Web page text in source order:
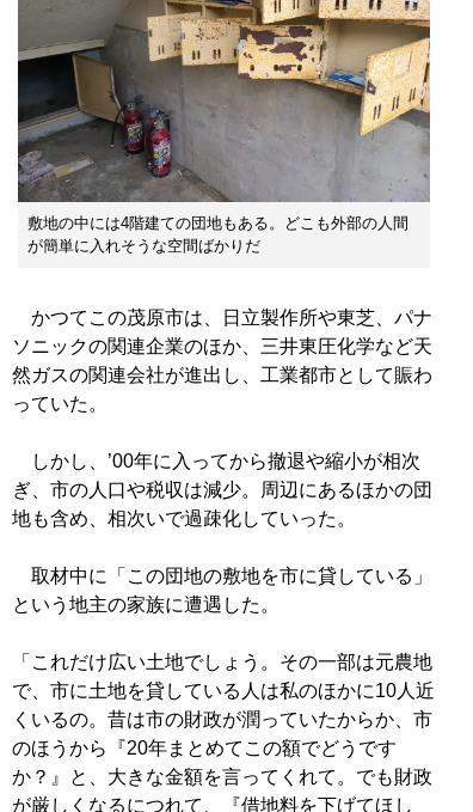
敷地の中には4階建ての団地もある。どこも外部の人間
が簡単に入れそうな空間ばかりだ
かつてこの茂原市は、日立製作所や東芝、パナ
ソニックの関連企業のほか、三井東圧化学など天
然ガスの関連会社が進出し、工業都市として賑わ
っていた。
しかし、’00年に入ってから撤退や縮小が相次
ぎ、市の人口や税収は減少。周辺にあるほかの団
地も含め、相次いで過疎化していった。
取材中に「この団地の敷地を市に貸している」
という地主の家族に遭遇した。
「これだけ広い土地でしょう。その一部は元農地
で、市に土地を貸している人は私のほかに10人近
くいるの。昔は市の財政が潤っていたからか、市
のほうから『20年まとめてこの額でどうです
か？』と、大きな金額を言ってくれて。でも財政
が厳しくなるにつれて、『借地料を下げてほし